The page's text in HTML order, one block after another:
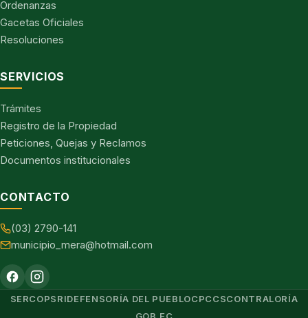
Ordenanzas
Gacetas Oficiales
Resoluciones
SERVICIOS
Trámites
Registro de la Propiedad
Peticiones, Quejas y Reclamos
Documentos institucionales
CONTACTO
(03) 2790-141
municipio_mera@hotmail.com
SERCOPSRIDEFENSORÍA DEL PUEBLOCPCCSCONTRALORÍA